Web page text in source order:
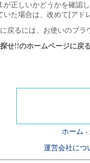
正しいかどうかを確認し
た場合は、改めて[アド
戻るには、お使いのブラ
せ!!のホームページに戻る
ホーム -
運営会社につ